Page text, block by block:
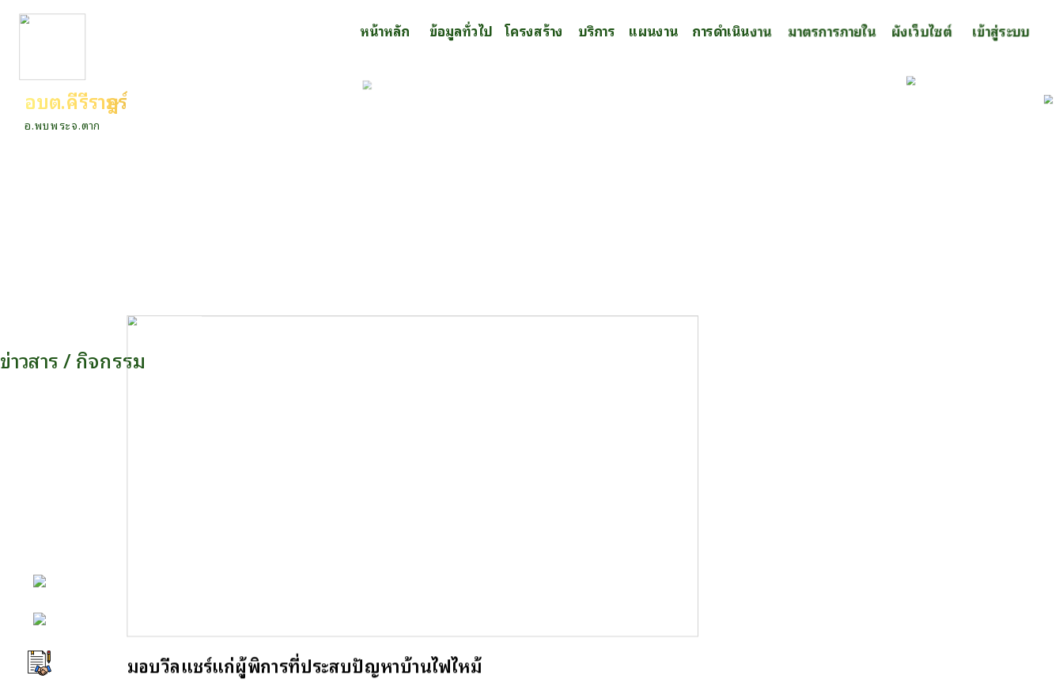
อบต.คีรีราษฎร์
อ.พบพระ จ.ตาก
หน้าหลัก ข้อมูลทั่วไป โครงสร้าง บริการ แผนงาน การดำเนินงาน มาตรการภายใน ผังเว็บไซต์ เข้าสู่ระบบ
ข่าวสาร / กิจกรรม
มอบวีลแชร์แก่ผู้พิการที่ประสบปัญหาบ้านไฟไหม้